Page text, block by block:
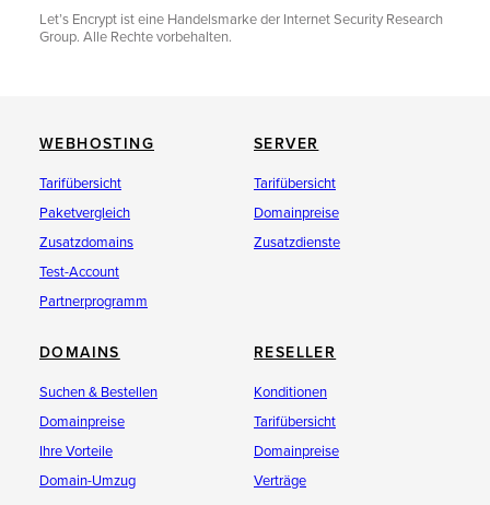
Let’s Encrypt ist eine Handelsmarke der Internet Security Research
Group. Alle Rechte vorbehalten.
WEBHOSTING
Tarifübersicht
Paketvergleich
Zusatzdomains
Test-Account
Partnerprogramm
SERVER
Tarifübersicht
Domainpreise
Zusatzdienste
DOMAINS
Suchen & Bestellen
Domainpreise
Ihre Vorteile
Domain-Umzug
RESELLER
Konditionen
Tarifübersicht
Domainpreise
Verträge